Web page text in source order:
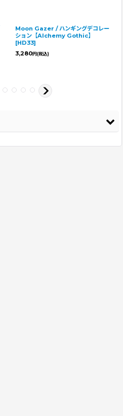
Moon Gazer / ハンギングデコレー
ション【Alchemy Gothic】
[HD33]
3,280円 (税込)
2026